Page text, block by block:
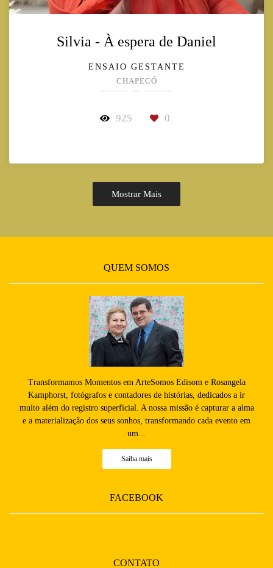
Silvia - À espera de Daniel
ENSAIO GESTANTE
CHAPECÓ
925 0
Mostrar Mais
QUEM SOMOS
Transformamos Momentos em ArteSomos Edisom e Rosangela
Kamphorst, fotógrafos e contadores de histórias, dedicados a ir
muito além do registro superficial. A nossa missão é capturar a alma
e a materialização dos seus sonhos, transformando cada evento em
um...
Saiba mais
FACEBOOK
CONTATO